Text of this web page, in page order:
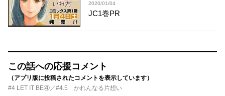
2020/01/04
JC1巻PR
この話への応援コメント
（アプリ版に投稿されたコメントを表示しています）
#4 LET IT BE④／#4.5 かれんなる片想い